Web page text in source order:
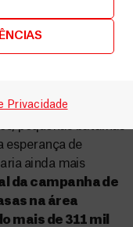
Privacidade
no dia a dia.”
ainda tem
de maiores
esperança de
ainda mais
da campanha de
na área
mais de 311 mil